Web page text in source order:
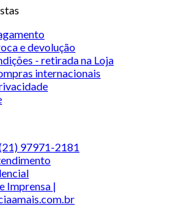
e devolução
- retirada na Loja
internacionais
97971-2181
Imprensa |